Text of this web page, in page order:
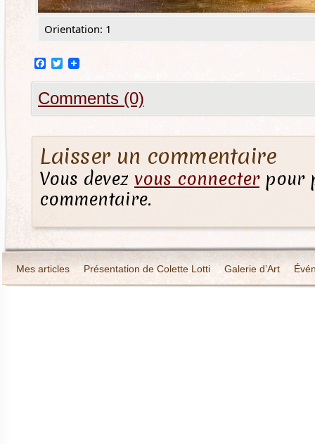
Orientation: 1
Facebook
Twitter
Comments (0)
Laisser un commentaire
Vous devez vous connecterpour
commentaire.
Mes articles Présentation de Colette Lotti Galerie d’Art